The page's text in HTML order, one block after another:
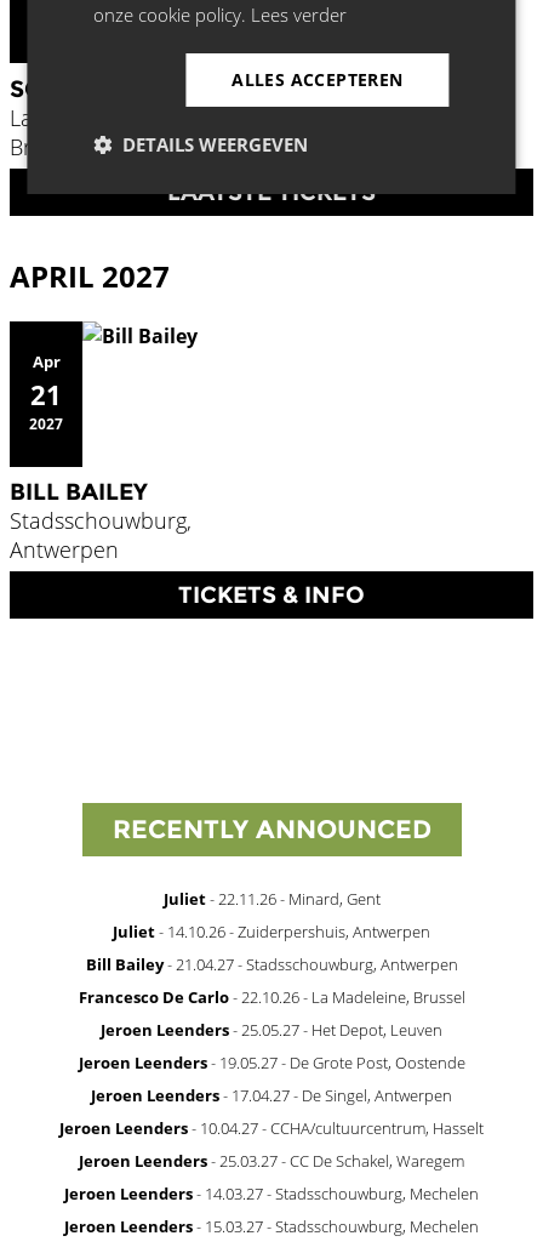
SOOSHI MANGO
La Madeleine,
Brussel
LAATSTE TICKETS
APRIL 2027
Apr
21
2027
BILL BAILEY
Stadsschouwburg,
Antwerpen
TICKETS & INFO
RECENTLY ANNOUNCED
Juliet- 22.11.26 - Minard, Gent
Juliet- 14.10.26 - Zuiderpershuis, Antwerpen
Bill Bailey- 21.04.27 - Stadsschouwburg, Antwerpen
Francesco De Carlo- 22.10.26 - La Madeleine, Brussel
Jeroen Leenders- 25.05.27 - Het Depot, Leuven
Jeroen Leenders- 19.05.27 - De Grote Post, Oostende
Jeroen Leenders- 17.04.27 - De Singel, Antwerpen
Jeroen Leenders- 10.04.27 - CCHA/cultuurcentrum, Hasselt
Jeroen Leenders- 25.03.27 - CC De Schakel, Waregem
Jeroen Leenders- 14.03.27 - Stadsschouwburg, Mechelen
Jeroen Leenders- 15.03.27 - Stadsschouwburg, Mechelen
onze cookie policy. Lees verder
ALLES ACCEPTEREN
DETAILS WEERGEVEN